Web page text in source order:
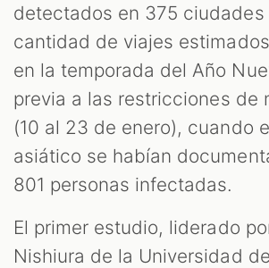
detectados en 375 ciudades
cantidad de viajes
en la temporada del Año
previa a las restricciones de
(10 al 23 de enero), cuando
asiático se habían
801 personas infectadas.
El primer estudio, liderado
Nishiura de la Universidad